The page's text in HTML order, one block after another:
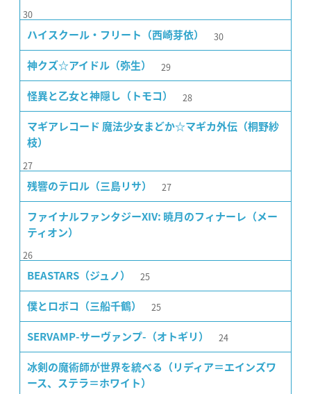
30
ハイスクール・フリート（西崎芽依） 30
神クズ☆アイドル（弥生） 29
怪異と乙女と神隠し（トモコ） 28
マギアレコード 魔法少女まどか☆マギカ外伝（桐野紗
枝）
27
残響のテロル（三島リサ） 27
ファイナルファンタジーXIV: 暁月のフィナーレ（メー
ティオン）
26
BEASTARS（ジュノ） 25
僕とロボコ（三船千鶴） 25
SERVAMP-サーヴァンプ-（オトギリ） 24
冰剣の魔術師が世界を統べる（リディア＝エインズワ
ース、ステラ＝ホワイト）